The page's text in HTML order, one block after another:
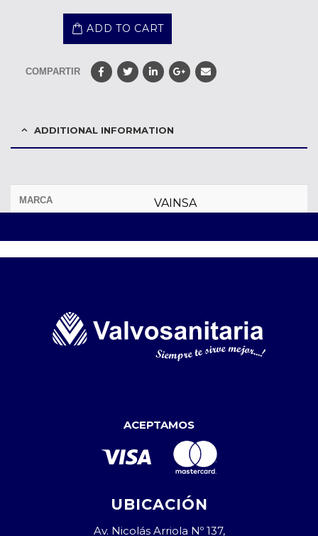
ADD TO CART
COMPARTIR
ADDITIONAL INFORMATION
MARCA VAINSA
ACEPTAMOS
UBICACIÓN
Av. Nicolás Arriola Nº 137,